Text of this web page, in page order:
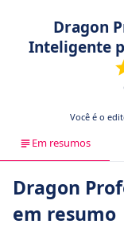
Dragon
Inteligente
Você é o
Em resumos
Dragon
em resumo